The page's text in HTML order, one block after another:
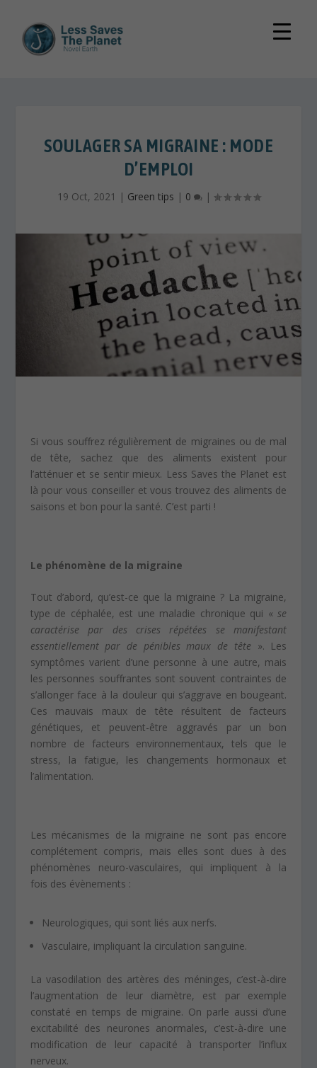
SOULAGER SA MIGRAINE : MODE
D’EMPLOI
19 Oct, 2021 | Green tips | 0 |
Si vous souffrez régulièrement de migraines ou de mal
de tête, sachez que des aliments existent pour
l’atténuer et se sentir mieux. Less Saves the Planet est
là pour vous conseiller et vous trouvez des aliments de
saisons et bon pour la santé. C’est parti !
Le phénomène de la migraine
Tout d’abord, qu’est-ce que la migraine ? La migraine,
type de céphalée, est une maladie chronique qui «se
caractérise par des crises répétées se manifestant
essentiellement par de pénibles maux de tête». Les
symptômes varient d’une personne à une autre, mais
les personnes souffrantes sont souvent contraintes de
s’allonger face à la douleur qui s’aggrave en bougeant.
Ces mauvais maux de tête résultent de facteurs
génétiques, et peuvent-être aggravés par un bon
nombre de facteurs environnementaux, tels que le
stress, la fatigue, les changements hormonaux et
l’alimentation.
Les mécanismes de la migraine ne sont pas encore
complétement compris, mais elles sont dues à des
phénomènes neuro-vasculaires, qui impliquent à la
fois des évènements :
Neurologiques, qui sont liés aux nerfs.
Vasculaire, impliquant la circulation sanguine.
La vasodilation des artères des méninges, c’est-à-dire
l’augmentation de leur diamètre, est par exemple
constaté en temps de migraine. On parle aussi d’une
excitabilité des neurones anormales, c’est-à-dire une
modification de leur capacité à transporter l’influx
nerveux.